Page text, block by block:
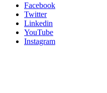
Facebook
Twitter
Linkedin
YouTube
Instagram